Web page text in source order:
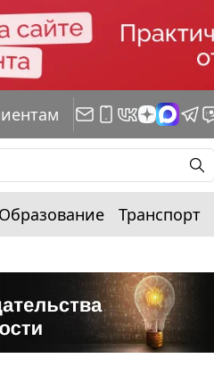
Образование Транспорт